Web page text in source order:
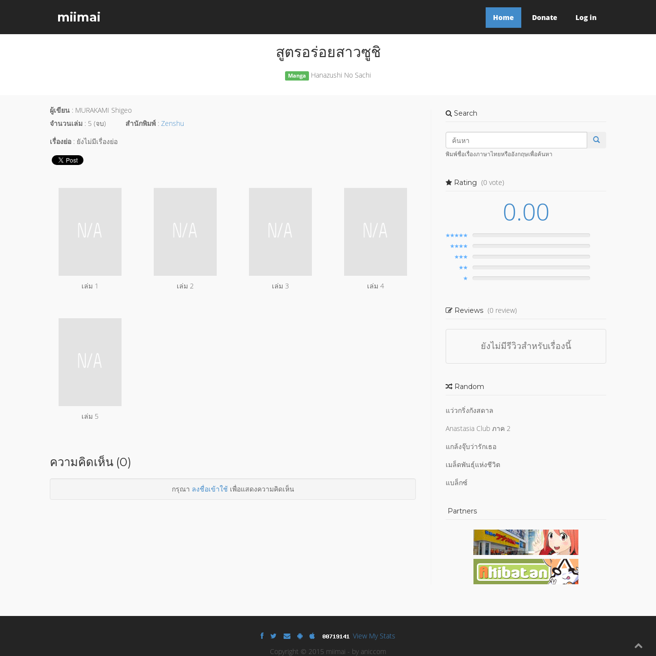
miimai Home Donate Log in
สูตรอร่อยสาวซูชิ
Manga Hanazushi No Sachi
ผู้เขียน : MURAKAMI Shigeo
จำนวนเล่ม : 5 (จบ) สำนักพิมพ์ : Zenshu
เรื่องย่อ : ยังไม่มีเรื่องย่อ
เล่ม 1 เล่ม 2 เล่ม 3 เล่ม 4
เล่ม 5
ความคิดเห็น (0)
กรุณา ลงชื่อเข้าใช้เพื่อแสดงความคิดเห็น
Search
พิมพ์ชื่อเรื่องภาษาไทยหรืออังกฤษเพื่อค้นหา
Rating (0 vote)
0.00
Reviews (0 review)
ยังไม่มีรีวิวสำหรับเรื่องนี้
Random
แว่วกริ่งกังสดาล
Anastasia Club ภาค 2
แกล้งจุ๊บว่ารักเธอ
เมล็ดพันธุ์แห่งชีวิต
แบล็กซ์
Partners
View My Stats
Copyright © 2015 miimai - by aniccom